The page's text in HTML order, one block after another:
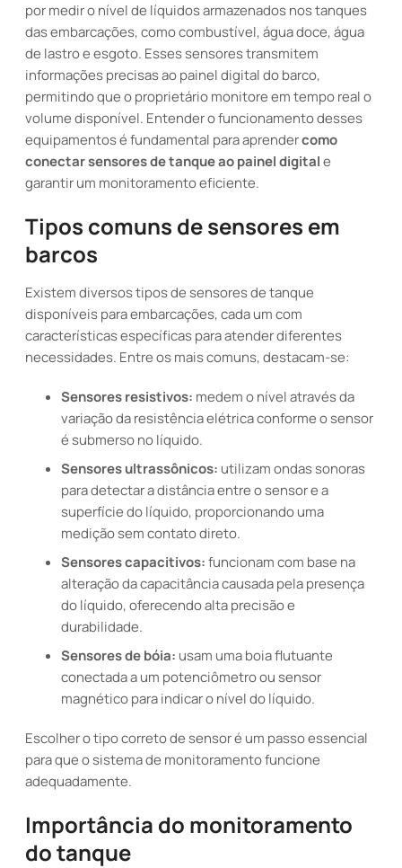
por medir o nível de líquidos armazenados nos tanques
das embarcações, como combustível, água doce, água
de lastro e esgoto. Esses sensores transmitem
informações precisas ao painel digital do barco,
permitindo que o proprietário monitore em tempo real o
volume disponível. Entender o funcionamento desses
equipamentos é fundamental para aprendercomo
conectar sensores de tanque ao painel digitale
garantir um monitoramento eficiente.
Tipos comuns de sensores em
barcos
Existem diversos tipos de sensores de tanque
disponíveis para embarcações, cada um com
características específicas para atender diferentes
necessidades. Entre os mais comuns, destacam-se:
Sensores resistivos: medem o nível através da
variação da resistência elétrica conforme o sensor
é submerso no líquido.
Sensores ultrassônicos: utilizam ondas sonoras
para detectar a distância entre o sensor e a
superfície do líquido, proporcionando uma
medição sem contato direto.
Sensores capacitivos:funcionam com base na
alteração da capacitância causada pela presença
do líquido, oferecendo alta precisão e
durabilidade.
Sensores de bóia: usam uma boia flutuante
conectada a um potenciômetro ou sensor
magnético para indicar o nível do líquido.
Escolher o tipo correto de sensor é um passo essencial
para que o sistema de monitoramento funcione
adequadamente.
Importância do monitoramento
do tanque